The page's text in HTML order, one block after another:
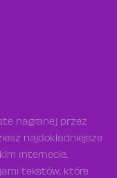
nagranej przez
najdokładniejsze
Internecie.
tekstów, które